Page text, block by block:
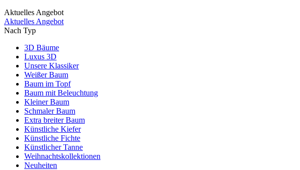
Aktuelles Angebot
Aktuelles Angebot
Nach Typ
3D Bäume
Luxus 3D
Unsere Klassiker
Weißer Baum
Baum im Topf
Baum mit Beleuchtung
Kleiner Baum
Schmaler Baum
Extra breiter Baum
Künstliche Kiefer
Künstliche Fichte
Künstlicher Tanne
Weihnachtskollektionen
Neuheiten